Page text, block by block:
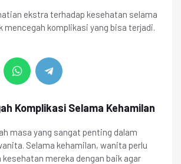
ekstra terhadap kesehatan selama
mencegah komplikasi yang bisa terjadi.
Komplikasi Selama Kehamilan
masa yang sangat penting dalam
Selama kehamilan, wanita perlu
mereka dengan baik agar